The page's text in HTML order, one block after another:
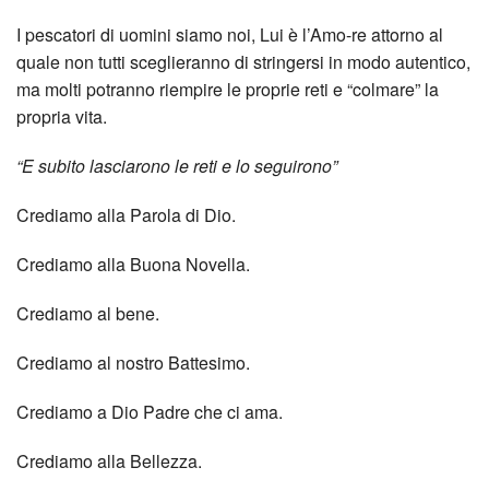
I pescatori di uomini siamo noi, Lui è l’Amo-re attorno al
quale non tutti sceglieranno di stringersi in modo autentico,
ma molti potranno riempire le proprie reti e “colmare” la
propria vita.
“E subito lasciarono le reti e lo seguirono”
Crediamo alla Parola di Dio.
Crediamo alla Buona Novella.
Crediamo al bene.
Crediamo al nostro Battesimo.
Crediamo a Dio Padre che ci ama.
Crediamo alla Bellezza.